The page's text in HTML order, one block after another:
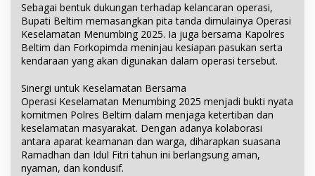
Sebagai bentuk dukungan terhadap kelancaran operasi,
Bupati Beltim memasangkan pita tanda dimulainya Operasi
Keselamatan Menumbing 2025. Ia juga bersama Kapolres
Beltim dan Forkopimda meninjau kesiapan pasukan serta
kendaraan yang akan digunakan dalam operasi tersebut.
Sinergi untuk Keselamatan Bersama
Operasi Keselamatan Menumbing 2025 menjadi bukti nyata
komitmen Polres Beltim dalam menjaga ketertiban dan
keselamatan masyarakat. Dengan adanya kolaborasi
antara aparat keamanan dan warga, diharapkan suasana
Ramadhan dan Idul Fitri tahun ini berlangsung aman,
nyaman, dan kondusif.